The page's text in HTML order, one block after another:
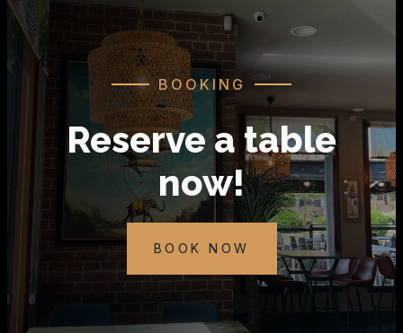
BOOKING
Reserve a table
now!
BOOK NOW